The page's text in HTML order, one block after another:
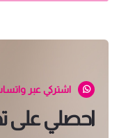
اشتركي عبر
احصلي على